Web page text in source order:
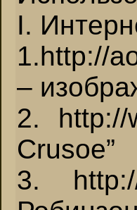
I.
1.http://
–
2. http://
Crusoe”
3. http://